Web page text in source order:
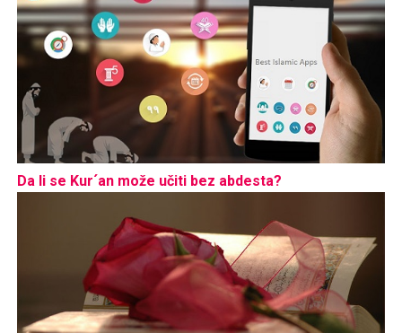
Da li se Kur´an može učiti bez abdesta?